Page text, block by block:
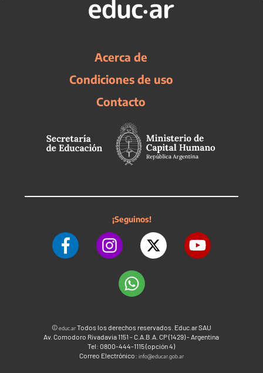
Acerca de
Condiciones de uso
Contacto
¡Seguinos!
©educ.arTodos los derechos reservados. Educ.ar SAU
Av. Comodoro Rivadavia 1151 - C.A.B.A. CP (1429) - Argentina
Tel: 0800-444-1115 (opción 4)
Correo Electrónico: info@educar.gob.ar